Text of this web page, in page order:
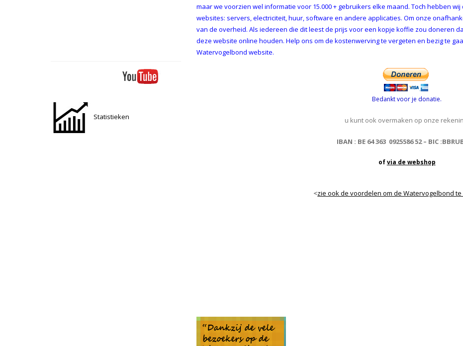
Statistieken
maar we voorzien wel informatie voor 15.000 + gebruikers elke maand. Toch hebben
websites: servers, electriciteit, huur, software en andere applicaties. Om onze
van de overheid. Als iedereen die dit leest de prijs voor een kopje koffie zou doneren
deze website online houden. Help ons om de kostenwerving te vergeten en bezig te
Watervogelbond website.
Bedankt voor je donatie.
u kunt ook overmaken op onze
IBAN : BE 64 363 0925586 52 – BIC
ofvia de webshop
<zie ook de voordelen om de Watervogelbond